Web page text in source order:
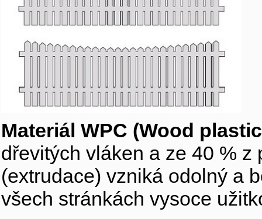
Materiál WPC (Wood
dřevitých vláken a ze 40 %
(extrudace) vzniká odolný a
všech stránkách vysoce